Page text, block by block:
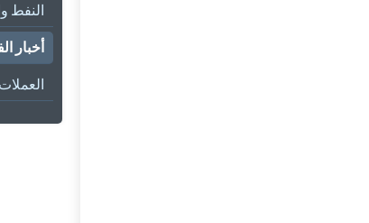
النفط
أخبار